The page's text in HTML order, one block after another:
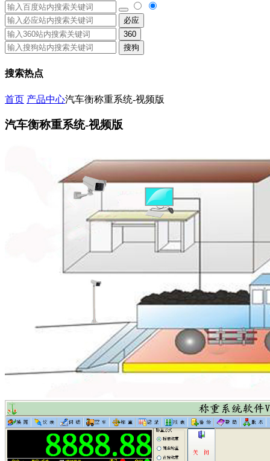
必应
360
搜狗
搜索热点
首页 产品中心汽车衡称重系统-视频版
汽车衡称重系统-视频版